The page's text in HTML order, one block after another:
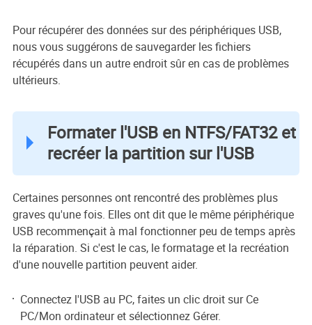
Pour récupérer des données sur des périphériques USB,
nous vous suggérons de sauvegarder les fichiers
récupérés dans un autre endroit sûr en cas de problèmes
ultérieurs.
Formater l'USB en NTFS/FAT32 et
recréer la partition sur l'USB
Certaines personnes ont rencontré des problèmes plus
graves qu'une fois. Elles ont dit que le même périphérique
USB recommençait à mal fonctionner peu de temps après
la réparation. Si c'est le cas, le formatage et la recréation
d'une nouvelle partition peuvent aider.
Connectez l'USB au PC, faites un clic droit sur Ce
PC/Mon ordinateur et sélectionnez Gérer.